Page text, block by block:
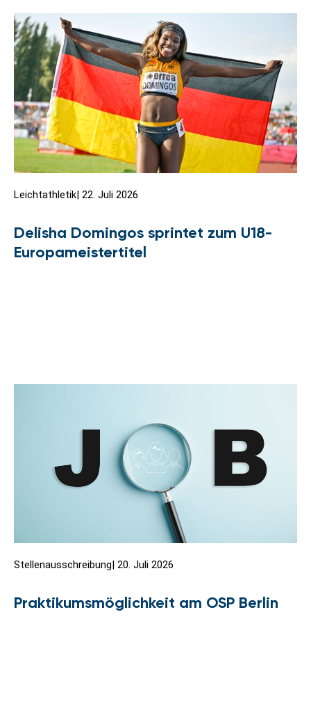
Leichtathletik| 22. Juli 2026
Delisha Domingos sprintet zum U18-
Europameistertitel
Stellenausschreibung 20. Juli 2026
Praktikumsmöglichkeit am OSP Berlin